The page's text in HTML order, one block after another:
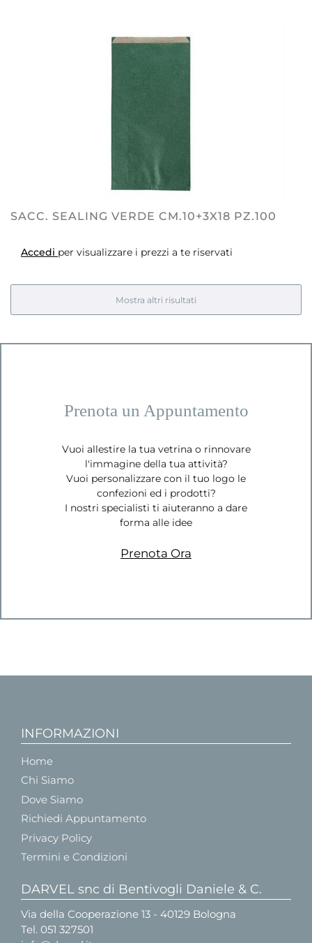
SACC. SEALING VERDE CM.10+3X18 PZ.100
Accedi per visualizzare i prezzi a te riservati
Mostra altri risultati
Prenota un Appuntamento
Vuoi allestire la tua vetrina o rinnovare
l'immagine della tua attività?
Vuoi personalizzare con il tuo logo le
confezioni ed i prodotti?
I nostri specialisti ti aiuteranno a dare
forma alle idee
Prenota Ora
INFORMAZIONI
Home
Chi Siamo
Dove Siamo
Richiedi Appuntamento
Privacy Policy
Termini e Condizioni
DARVEL snc di Bentivogli Daniele & C.
Via della Cooperazione 13 - 40129 Bologna
Tel. 051 327501